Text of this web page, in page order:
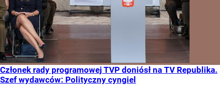
Członek rady programowej TVP doniósł na TV Republika.
Szef wydawców: Polityczny cyngiel